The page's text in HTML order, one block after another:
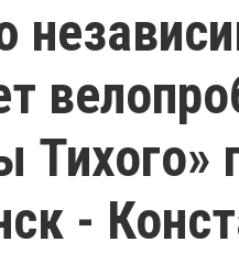
Тихого»
-